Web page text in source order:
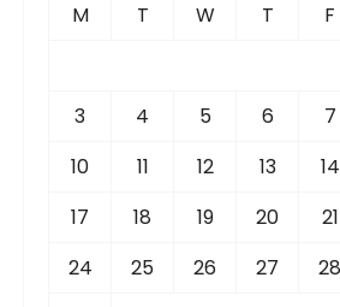
M T W T F
3
4 5 6 7
10
11 12 13 14
17
18 19 20 21
24
25 26 27 28